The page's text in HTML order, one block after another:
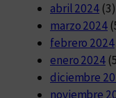
abril 2024 (3)
marzo 2024
febrero 2024
enero 2024
diciembre
noviembre